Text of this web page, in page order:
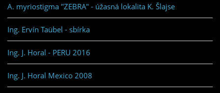
A. myriostigma "ZEBRA" - úžasná lokalita K. Šlajse
Ing. Ervín Taübel - sbírka
Ing. J. Horal - PERU 2016
Ing. J. Horal Mexico 2008